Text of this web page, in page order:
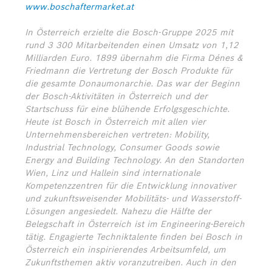
www.boschaftermarket.at
In Österreich erzielte die Bosch-Gruppe 2025 mit
rund 3 300 Mitarbeitenden einen Umsatz von 1,12
Milliarden Euro. 1899 übernahm die Firma Dénes &
Friedmann die Vertretung der Bosch Produkte für
die gesamte Donaumonarchie. Das war der Beginn
der Bosch-Aktivitäten in Österreich und der
Startschuss für eine blühende Erfolgsgeschichte.
Heute ist Bosch in Österreich mit allen vier
Unternehmensbereichen vertreten: Mobility,
Industrial Technology, Consumer Goods sowie
Energy and Building Technology. An den Standorten
Wien, Linz und Hallein sind internationale
Kompetenzzentren für die Entwicklung innovativer
und zukunftsweisender Mobilitäts- und Wasserstoff-
Lösungen angesiedelt. Nahezu die Hälfte der
Belegschaft in Österreich ist im Engineering-Bereich
tätig. Engagierte Techniktalente finden bei Bosch in
Österreich ein inspirierendes Arbeitsumfeld, um
Zukunftsthemen aktiv voranzutreiben. Auch in den